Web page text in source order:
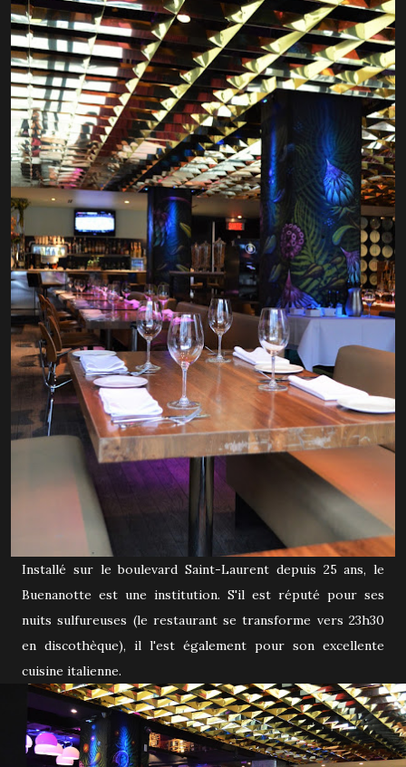
Installé sur le boulevard Saint-Laurent depuis 25 ans, le
Buenanotte est une institution. S'il est réputé pour ses
nuits sulfureuses (le restaurant se transforme vers 23h30
en discothèque), il l'est également pour son excellente
cuisine italienne.